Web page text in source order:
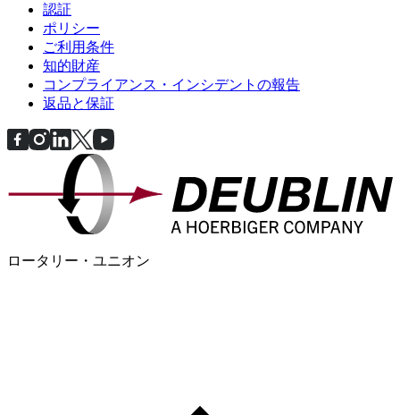
認証
ポリシー
ご利用条件
知的財産
コンプライアンス・インシデントの報告
返品と保証
ロータリー・ユニオン